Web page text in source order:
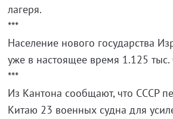
лагеря.
***
Население нового государства
уже в настоящее время 1.125 тыс.
***
Из Кантона сообщают, что СССР
Китаю 23 военных судна для